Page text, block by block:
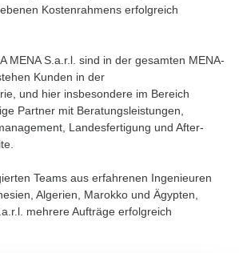
Kostenrahmens erfolgreich
MENA S.a.r.l. sind in der gesamten MENA-
Kunden in der
und hier insbesondere im Bereich
Partner mit Beratungsleistungen,
Landesfertigung und After-
Teams aus erfahrenen Ingenieuren
Algerien, Marokko und Ägypten,
mehrere Aufträge erfolgreich